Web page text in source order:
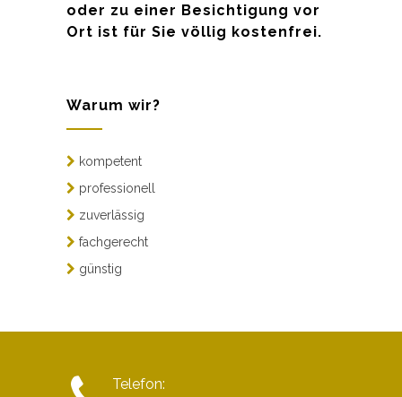
oder zu einer Besichtigung vor
Ort ist für Sie völlig kostenfrei.
Warum wir?
kompetent
professionell
zuverlässig
fachgerecht
günstig
Telefon: